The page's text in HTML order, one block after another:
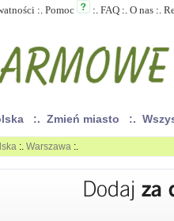
:. Pomoc :. FAQ :. O nas :.
:. Zmień miasto :.
:. Warszawa :.